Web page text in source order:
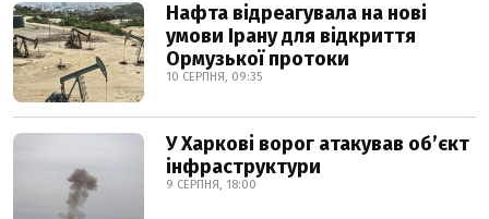
Нафта відреагувала на нові
умови Ірану для відкриття
Ормузької протоки
10 СЕРПНЯ, 09:35
У Харкові ворог атакував обʼєкт
інфраструктури
9 СЕРПНЯ, 18:00